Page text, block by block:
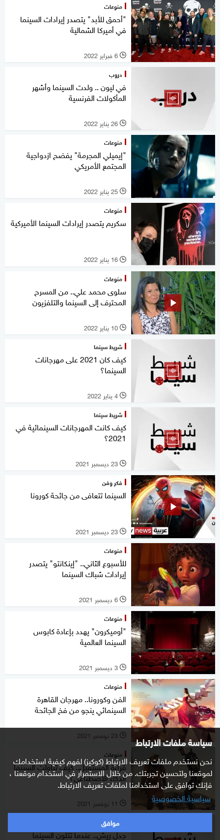
سياسة ملفات الارتباط
نحن نستخدم ملفات تعريف الارتباط (كوكيز) لفهم كيفية استخدامك
لموقعنا ولتحسين تجربتك. من خلال الاستمرار في استخدام موقعنا ،
فإنك توافق على استخدامنا لملفات تعريف الارتباط.
سياسية الخصوصية
موافق
منوعات
"أحمق للأبد" يتصدر إيرادات السينما
في أميركا الشمالية
l 6 فبراير 2022
دروب
في ليون .. ولدت السينما وأشهر
المأكولات الفرنسية
l 26 يناير 2022
منوعات
"إيميلي المجرمة" يفضح ازدواجية
المجتمع الأمريكي
l 25 يناير 2022
منوعات
سكريم يتصدر إيرادات السينما الأميركية
l 16 يناير 2022
منوعات
سلوى محمد علي.. من المسرح
المحترف إلى السينما والتلفزيون
l 10 يناير 2022
شريط سينما
كيف كان 2021 على مهرجانات
السينما؟
l 4 يناير 2022
شريط سينما
كيف كانت المهرجانات السينمائية في
2021؟
l 23 ديسمبر 2021
فكر وفن
السينما تتعافى من جائحة كورونا
l 23 ديسمبر 2021
منوعات
للأسبوع الثاني.. "إينكانتو" يتصدر
إيرادات شباك السينما
l 6 ديسمبر 2021
منوعات
"أوميكرون" يهدد بإعادة كابوس
السينما العالمية
l 3 ديسمبر 2021
منوعات
الفن وكورونا.. مهرجان القاهرة
السينمائي ينجو من فخ الجائحة
l 23 نوفمبر 2021
منوعات
قراءة المستقبل.. كيف تناولت السينما
الذكاء الاصطناعي؟
l 11 نوفمبر 2021
شريط سينما
جدل ريش.. عندما تتلون السينما